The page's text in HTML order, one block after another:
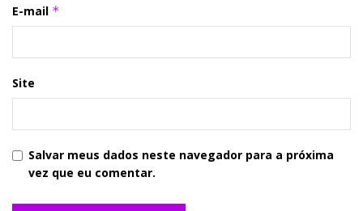
E-mail *
Site
Salvar meus dados neste navegador para a próxima
vez que eu comentar.